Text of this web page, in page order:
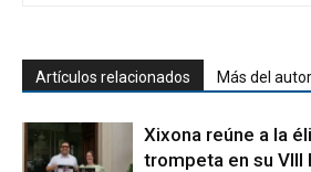
Artículos relacionados Más del autor
Xixona reúne a la
trompeta en su VIII